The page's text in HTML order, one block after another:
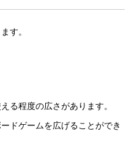
す。
る程度の広さがあります。
ドゲームを広げることができ